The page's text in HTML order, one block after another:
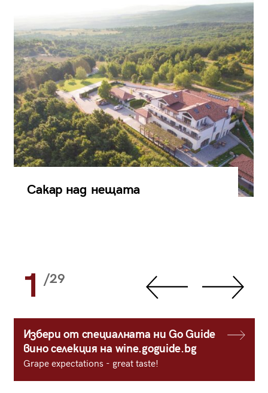
Сакар над нещата
1 /29
Избери от специалната ни Go Guide
вино селекция на wine.goguide.bg
Grape expectations - great taste!